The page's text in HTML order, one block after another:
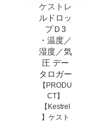
ケストレ
ルドロッ
プＤ3
・温度／
湿度／気
圧 デー
タロガー
【PRODU
CT】
【Kestrel
】ケスト